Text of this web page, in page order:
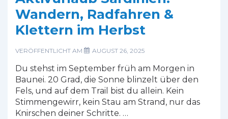
Wandern, Radfahren &
Klettern im Herbst
VERÖFFENTLICHT AM AUGUST 26, 2025
Du stehst im September früh am Morgen in
Baunei. 20 Grad, die Sonne blinzelt über den
Fels, und auf dem Trail bist du allein. Kein
Stimmengewirr, kein Stau am Strand, nur das
Knirschen deiner Schritte. …